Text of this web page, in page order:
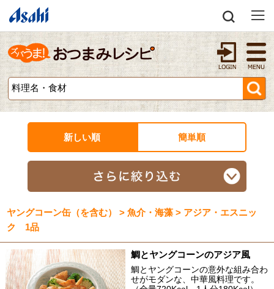
新しい順 簡単順
ヤングコーン缶（を含む） > 魚介・海藻 > アジア・エスニッ
ク 1品
鯛とヤングコーンのアジア風
鯛とヤングコーンの意外な組み合わ
せがモダンな、中華風料理です。